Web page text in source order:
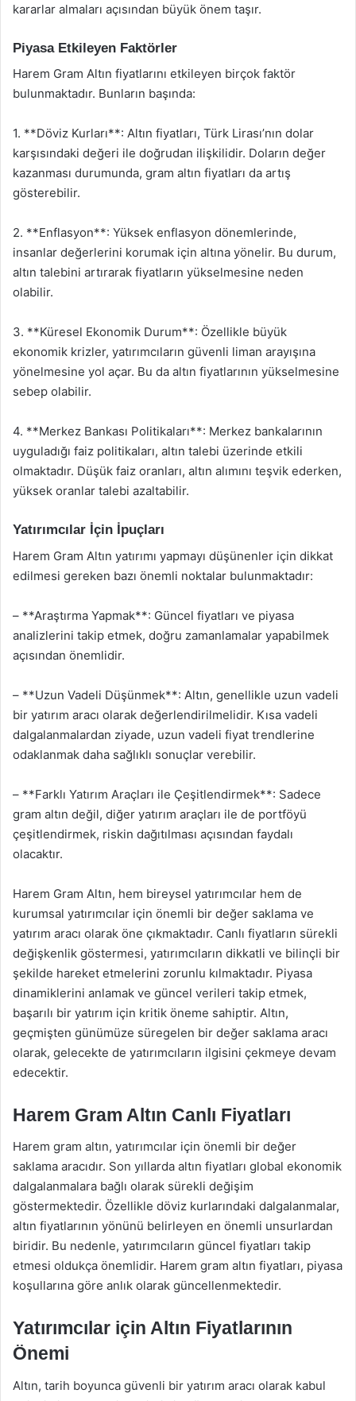
kararlar almaları açısından büyük önem taşır.
Piyasa Etkileyen Faktörler
Harem Gram Altın fiyatlarını etkileyen birçok faktör
bulunmaktadır. Bunların başında:
1. **Döviz Kurları**: Altın fiyatları, Türk Lirası’nın dolar
karşısındaki değeri ile doğrudan ilişkilidir. Doların değer
kazanması durumunda, gram altın fiyatları da artış
gösterebilir.
2. **Enflasyon**: Yüksek enflasyon dönemlerinde,
insanlar değerlerini korumak için altına yönelir. Bu durum,
altın talebini artırarak fiyatların yükselmesine neden
olabilir.
3. **Küresel Ekonomik Durum**: Özellikle büyük
ekonomik krizler, yatırımcıların güvenli liman arayışına
yönelmesine yol açar. Bu da altın fiyatlarının yükselmesine
sebep olabilir.
4. **Merkez Bankası Politikaları**: Merkez bankalarının
uyguladığı faiz politikaları, altın talebi üzerinde etkili
olmaktadır. Düşük faiz oranları, altın alımını teşvik ederken,
yüksek oranlar talebi azaltabilir.
Yatırımcılar İçin İpuçları
Harem Gram Altın yatırımı yapmayı düşünenler için dikkat
edilmesi gereken bazı önemli noktalar bulunmaktadır:
– **Araştırma Yapmak**: Güncel fiyatları ve piyasa
analizlerini takip etmek, doğru zamanlamalar yapabilmek
açısından önemlidir.
– **Uzun Vadeli Düşünmek**: Altın, genellikle uzun vadeli
bir yatırım aracı olarak değerlendirilmelidir. Kısa vadeli
dalgalanmalardan ziyade, uzun vadeli fiyat trendlerine
odaklanmak daha sağlıklı sonuçlar verebilir.
– **Farklı Yatırım Araçları ile Çeşitlendirmek**: Sadece
gram altın değil, diğer yatırım araçları ile de portföyü
çeşitlendirmek, riskin dağıtılması açısından faydalı
olacaktır.
Harem Gram Altın, hem bireysel yatırımcılar hem de
kurumsal yatırımcılar için önemli bir değer saklama ve
yatırım aracı olarak öne çıkmaktadır. Canlı fiyatların sürekli
değişkenlik göstermesi, yatırımcıların dikkatli ve bilinçli bir
şekilde hareket etmelerini zorunlu kılmaktadır. Piyasa
dinamiklerini anlamak ve güncel verileri takip etmek,
başarılı bir yatırım için kritik öneme sahiptir. Altın,
geçmişten günümüze süregelen bir değer saklama aracı
olarak, gelecekte de yatırımcıların ilgisini çekmeye devam
edecektir.
Harem Gram Altın Canlı Fiyatları
Harem gram altın, yatırımcılar için önemli bir değer
saklama aracıdır. Son yıllarda altın fiyatları global ekonomik
dalgalanmalara bağlı olarak sürekli değişim
göstermektedir. Özellikle döviz kurlarındaki dalgalanmalar,
altın fiyatlarının yönünü belirleyen en önemli unsurlardan
biridir. Bu nedenle, yatırımcıların güncel fiyatları takip
etmesi oldukça önemlidir. Harem gram altın fiyatları, piyasa
koşullarına göre anlık olarak güncellenmektedir.
Yatırımcılar için Altın Fiyatlarının
Önemi
Altın, tarih boyunca güvenli bir yatırım aracı olarak kabul